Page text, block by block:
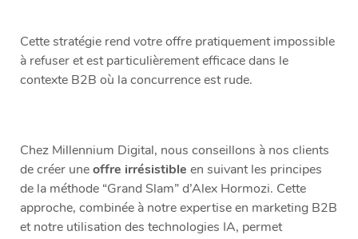
Cette stratégie rend votre offre pratiquement impossible
à refuser et est particulièrement efficace dans le
contexte B2B où la concurrence est rude.
Chez Millennium Digital, nous conseillons à nos clients
de créer uneoffre irrésistible en suivant les principes
de la méthode “Grand Slam” d’Alex Hormozi. Cette
approche, combinée à notre expertise en marketing B2B
et notre utilisation des technologies IA, permet